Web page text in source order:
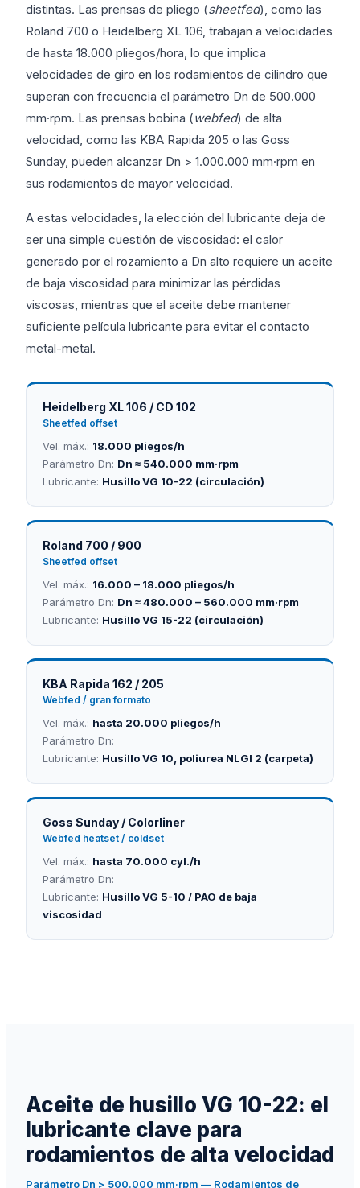
distintas. Las prensas de pliego (sheetfed), como las
Roland 700 o Heidelberg XL 106, trabajan a velocidades
de hasta 18.000 pliegos/hora, lo que implica
velocidades de giro en los rodamientos de cilindro que
superan con frecuencia el parámetro Dn de 500.000
mm·rpm. Las prensas bobina (webfed) de alta
velocidad, como las KBA Rapida 205 o las Goss
Sunday, pueden alcanzar Dn > 1.000.000 mm·rpm en
sus rodamientos de mayor velocidad.
A estas velocidades, la elección del lubricante deja de
ser una simple cuestión de viscosidad: el calor
generado por el rozamiento a Dn alto requiere un aceite
de baja viscosidad para minimizar las pérdidas
viscosas, mientras que el aceite debe mantener
suficiente película lubricante para evitar el contacto
metal-metal.
Heidelberg XL 106 / CD 102
Sheetfed offset
Vel. máx.: 18.000 pliegos/h
Parámetro Dn: Dn ≈ 540.000 mm·rpm
Lubricante: Husillo VG 10-22 (circulación)
Roland 700 / 900
Sheetfed offset
Vel. máx.: 16.000 – 18.000 pliegos/h
Parámetro Dn: Dn ≈ 480.000 – 560.000 mm·rpm
Lubricante: Husillo VG 15-22 (circulación)
KBA Rapida 162 / 205
Webfed / gran formato
Vel. máx.: hasta 20.000 pliegos/h
Parámetro Dn:
Lubricante: Husillo VG 10, poliurea NLGI 2 (carpeta)
Goss Sunday / Colorliner
Webfed heatset / coldset
Vel. máx.: hasta 70.000 cyl./h
Parámetro Dn:
Lubricante: Husillo VG 5-10 / PAO de baja
viscosidad
Aceite de husillo VG 10-22: el
lubricante clave para
rodamientos de alta velocidad
Parámetro Dn > 500.000 mm·rpm — Rodamientos de